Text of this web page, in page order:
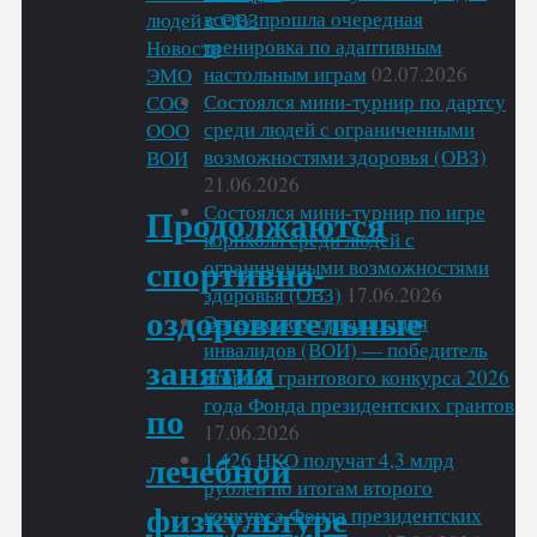
по
изучению
правил
адаптивных
спортивных
игр
людей
с
ОВЗ"
Новости
ЭМО
СОО
ООО
ВОИ
Продолжаются
спортивно-
оздоровительные
занятия
по
лечебной
физкультуре
всех» прошла очередная
тренировка по адаптивным
настольным играм 02.07.2026
Состоялся мини-турнир по дартсу
среди людей с ограниченными
возможностями здоровья (ОВЗ)
21.06.2026
Состоялся мини-турнир по игре
корнхолл среди людей с
ограниченными возможностями
здоровья (ОВЗ) 17.06.2026
Энгельсская организация
инвалидов (ВОИ) — победитель
второго грантового конкурса 2026
года Фонда президентских грантов
17.06.2026
1 426 НКО получат 4,3 млрд
рублей по итогам второго
конкурса Фонда президентских